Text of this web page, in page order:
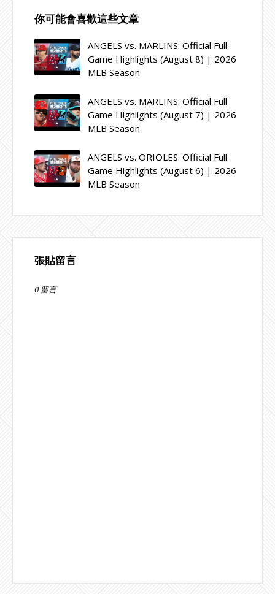
你可能會喜歡這些文章
ANGELS vs. MARLINS: Official Full
Game Highlights (August 8) | 2026
MLB Season
ANGELS vs. MARLINS: Official Full
Game Highlights (August 7) | 2026
MLB Season
ANGELS vs. ORIOLES: Official Full
Game Highlights (August 6) | 2026
MLB Season
張貼留言
0 留言